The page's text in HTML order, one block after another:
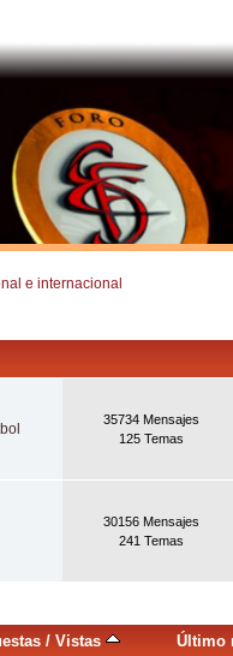
e internacional
35734 Mensajes
125 Temas
30156 Mensajes
241 Temas
/Vistas Último